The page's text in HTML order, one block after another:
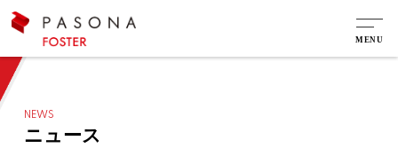
NEWS
ニュース